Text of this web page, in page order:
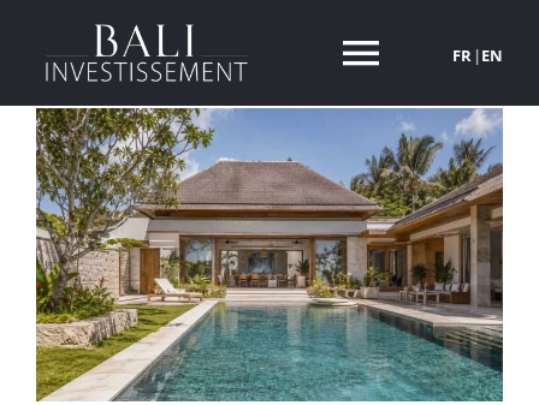
contenu
Toggle
NOS VILLAS
POURQUOI INVESTIR A BALI
A PROPOS
INVESTIR A BALI
FR |EN